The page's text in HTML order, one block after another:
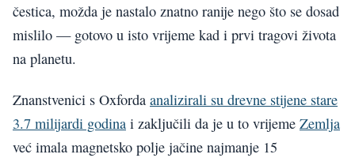
čestica, možda je nastalo znatno ranije nego što se dosad
mislilo — gotovo u isto vrijeme kad i prvi tragovi života
na planetu.
Znanstvenici s Oxforda analizirali su drevne stijene stare
3.7 milijardi godina i zaključili da je u to vrijeme Zemlja
već imala magnetsko polje jačine najmanje 15